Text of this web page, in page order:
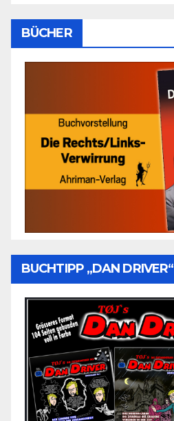
BÜCHER
BUCHTIPP „DAN DRIVER“